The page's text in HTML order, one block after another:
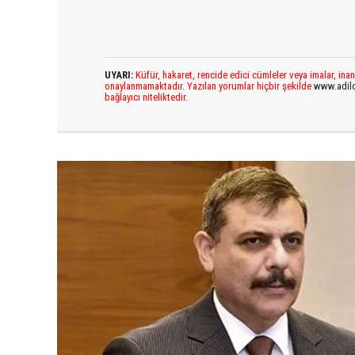
UYARI: Küfür, hakaret, rencide edici cümleler veya imalar,
onaylanmamaktadır. Yazılan yorumlar hiçbir şekilde
bağlayıcı niteliktedir.